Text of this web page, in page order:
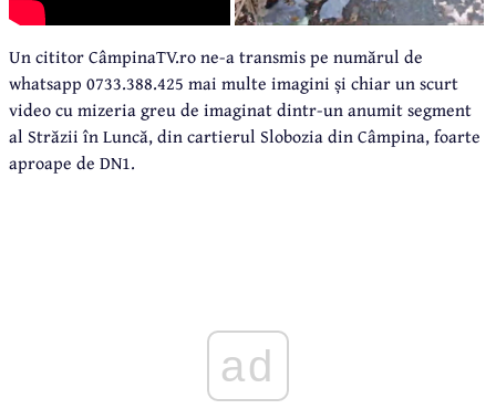
Un cititor CâmpinaTV.ro ne-a transmis pe numărul de
whatsapp 0733.388.425 mai multe imagini și chiar un scurt
video cu mizeria greu de imaginat dintr-un anumit segment
al Străzii în Luncă, din cartierul Slobozia din Câmpina, foarte
aproape de DN1.
ad